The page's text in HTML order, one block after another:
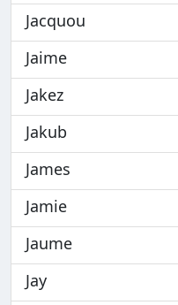
Jacquou
Jaime
Jakez
Jakub
James
Jamie
Jaume
Jay